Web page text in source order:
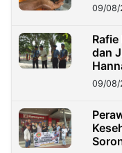
09/08/
dan
09/08/